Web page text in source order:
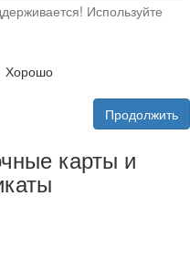
Используйте
Хорошо
Продолжить
карты и